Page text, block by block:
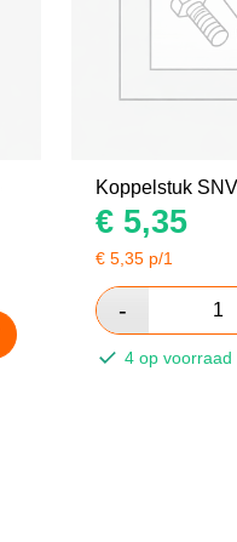
Koppelstuk
€ 5,35
€5,35 p/1
4 op voorraad